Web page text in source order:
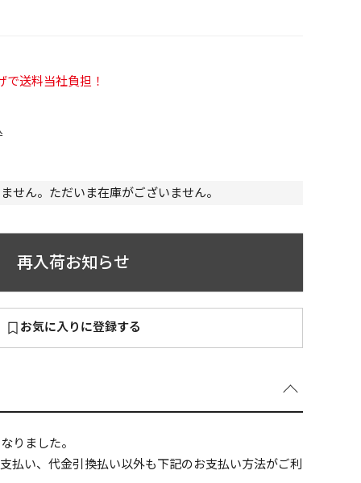
在庫あり
で送料当社負担！
せん。ただいま在庫がございません。
再入荷お知らせ
お気に入りに登録する
りました。
払い、代金引換払い以外も下記のお支払い方法がご利